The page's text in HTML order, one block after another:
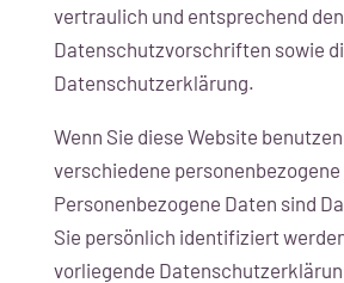
vertraulich und entsprechend
Datenschutzvorschriften sowie
Datenschutzerklärung.
Wenn Sie diese Website
verschiedene
Personenbezogene Daten sind
Sie persönlich identifiziert
vorliegende